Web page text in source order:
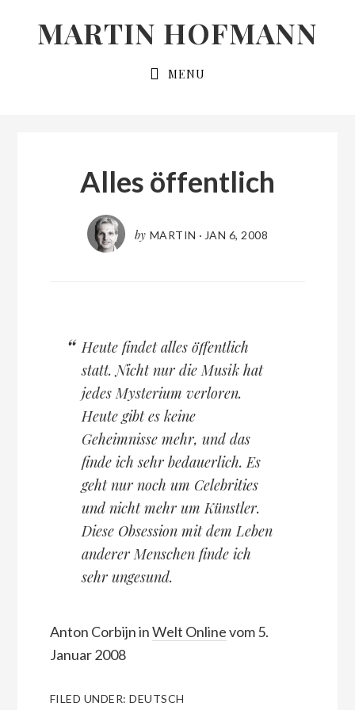
MARTIN HOFMANN
MENU
Alles öffentlich
by MARTIN · JAN 6, 2008
Heute findet alles öffentlich
statt. Nicht nur die Musik hat
jedes Mysterium verloren.
Heute gibt es keine
Geheimnisse mehr, und das
finde ich sehr bedauerlich. Es
geht nur noch um Celebrities
und nicht mehr um Künstler.
Diese Obsession mit dem Leben
anderer Menschen finde ich
sehr ungesund.
Anton Corbijn inWelt Onlinevom 5.
Januar 2008
FILED UNDER:DEUTSCH